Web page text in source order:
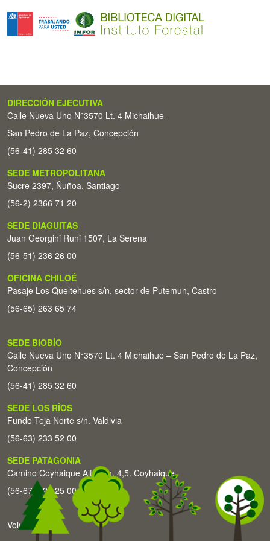
DIRECCIÓN EJECUTIVA
Calle Nueva Uno N°3570 Lt. 4 Michaihue -
San Pedro de La Paz, Concepción
(56-41) 285 32 60
SEDE METROPOLITANA
Sucre 2397, Ñuñoa, Santiago
(56-2) 2366 71 20
SEDE DIAGUITAS
Juan Georgini Runi 1507, La Serena
(56-51) 236 26 00
OFICINA CHILOÉ
Pasaje Los Queltehues s/n, sector de Putemun, Castro
(56-65) 263 65 74
SEDE BIOBÍO
Calle Nueva Uno N°3570 Lt. 4 Michaihue – San Pedro de La Paz,
Concepción
(56-41) 285 32 60
SEDE LOS RÍOS
Fundo Teja Norte s/n. Valdivia
(56-63) 233 52 00
SEDE PATAGONIA
Camino Coyhaique Alto Km. 4,5. Coyhaique
(56-67) 226 25 00
Volver arriba